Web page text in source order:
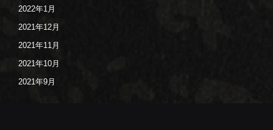
2022年1月
2021年12月
2021年11月
2021年10月
2021年9月